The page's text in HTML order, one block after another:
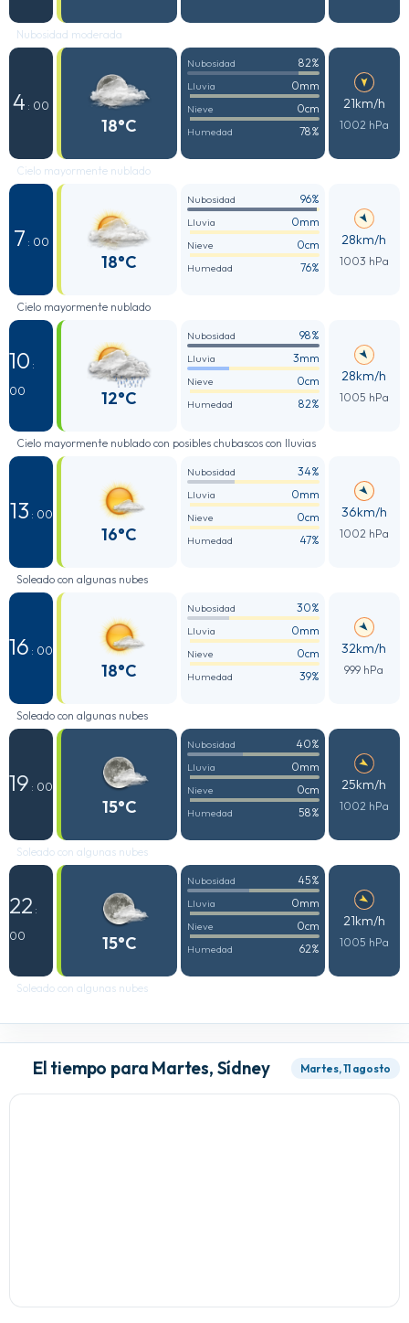
Nubosidad moderada
4 : 00
18°C
Nubosidad 82%
Lluvia 0mm
Nieve 0cm
Humedad 78%
21km/h
1002 hPa
Cielo mayormente nublado
7 : 00
18°C
Nubosidad 96%
Lluvia 0mm
Nieve 0cm
Humedad 76%
28km/h
1003 hPa
Cielo mayormente nublado
10 :
00
12°C
Nubosidad 98%
Lluvia 3mm
Nieve 0cm
Humedad 82%
28km/h
1005 hPa
Cielo mayormente nublado con posibles chubascos con lluvias
13 : 00
16°C
Nubosidad 34%
Lluvia 0mm
Nieve 0cm
Humedad 47%
36km/h
1002 hPa
Soleado con algunas nubes
16 : 00
18°C
Nubosidad 30%
Lluvia 0mm
Nieve 0cm
Humedad 39%
32km/h
999 hPa
Soleado con algunas nubes
19 : 00
15°C
Nubosidad 40%
Lluvia 0mm
Nieve 0cm
Humedad 58%
25km/h
1002 hPa
Soleado con algunas nubes
22 :
00
15°C
Nubosidad 45%
Lluvia 0mm
Nieve 0cm
Humedad 62%
21km/h
1005 hPa
Soleado con algunas nubes
El tiempo para Martes, Sídney Martes, 11 agosto